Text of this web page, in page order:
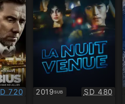
720 2019SUB
Субтитри Качество:
SD 480